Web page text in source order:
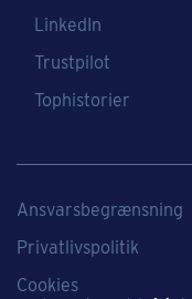
LinkedIn
Trustpilot
Tophistorier
Ansvarsbegrænsning
Privatlivspolitik
Cookies